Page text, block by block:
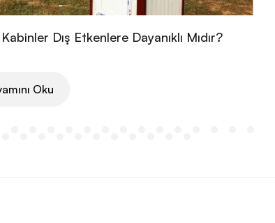
Dış Etkenlere Dayanıklı Mıdır?
Oku